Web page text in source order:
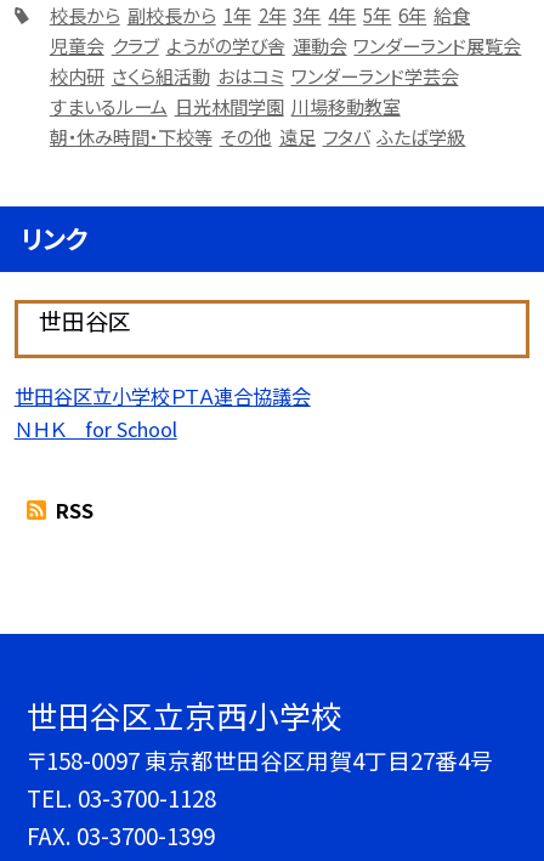
校長から 副校長から 1年 2年 3年 4年 5年 6年 給食
児童会 クラブ ようがの学び舎 運動会 ワンダーランド展覧会
校内研 さくら組活動 おはコミ ワンダーランド学芸会
すまいるルーム 日光林間学園 川場移動教室
朝・休み時間・下校等 その他 遠足 フタバ ふたば学級
リンク
世田谷区
世田谷区立小学校ＰＴＡ連合協議会
ＮＨＫ for School
RSS
世田谷区立京西小学校
〒158-0097 東京都世田谷区用賀4丁目27番4号
TEL. 03-3700-1128
FAX. 03-3700-1399